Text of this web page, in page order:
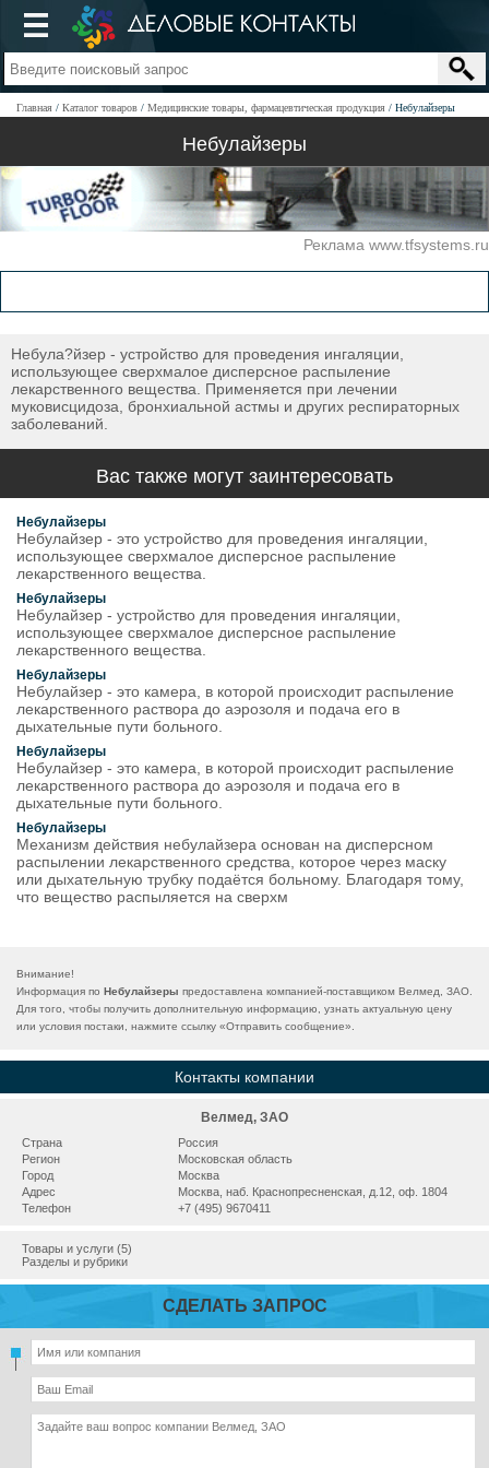
Главная Каталог товаров Медицинские товары, фармацевтическая продукция Небулайзеры
Небулайзеры
Реклама www.tfsystems.ru
Небула?йзер - устройство для проведения ингаляции,
использующее сверхмалое дисперсное распыление
лекарственного вещества. Применяется при лечении
муковисцидоза, бронхиальной астмы и других респираторных
заболеваний.
Вас также могут заинтересовать
Небулайзеры
Небулайзер - это устройство для проведения ингаляции,
использующее сверхмалое дисперсное распыление
лекарственного вещества.
Небулайзеры
Небулайзер - устройство для проведения ингаляции,
использующее сверхмалое дисперсное распыление
лекарственного вещества.
Небулайзеры
Небулайзер - это камера, в которой происходит распыление
лекарственного раствора до аэрозоля и подача его в
дыхательные пути больного.
Небулайзеры
Небулайзер - это камера, в которой происходит распыление
лекарственного раствора до аэрозоля и подача его в
дыхательные пути больного.
Небулайзеры
Механизм действия небулайзера основан на дисперсном
распылении лекарственного средства, которое через маску
или дыхательную трубку подаётся больному. Благодаря тому,
что вещество распыляется на сверхм
Внимание!
Информация по Небулайзеры предоставлена компанией-поставщиком Велмед, ЗАО.
Для того, чтобы получить дополнительную информацию, узнать актуальную цену
или условия постаки, нажмите ссылку «Отправить сообщение».
Контакты компании
Велмед, ЗАО
Страна
Россия
Регион
Московская область
Город
Москва
Адрес
Москва, наб. Краснопресненская, д.12, оф. 1804
Телефон
+7 (495) 9670411
Товары и услуги (5)
Разделы и рубрики
СДЕЛАТЬ ЗАПРОС